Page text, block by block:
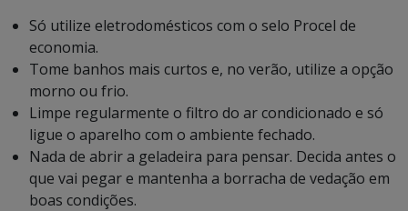
Só utilize eletrodomésticos com o selo Procel de
economia.
Tome banhos mais curtos e, no verão, utilize a opção
morno ou frio.
Limpe regularmente o filtro do ar condicionado e só
ligue o aparelho com o ambiente fechado.
Nada de abrir a geladeira para pensar. Decida antes o
que vai pegar e mantenha a borracha de vedação em
boas condições.